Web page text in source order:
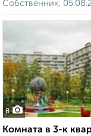
Собственник,
8
Комната в 3-к